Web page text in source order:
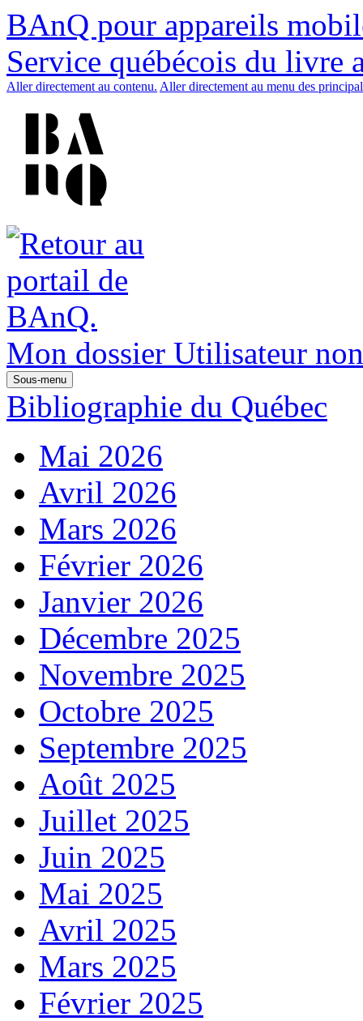
BAnQ pour appareils
Service québécois du livre
Aller directement au contenu. Aller directement au menu des
Mon dossier Utilisateur
Sous-menu
Bibliographie du Québec
Mai 2026
Avril 2026
Mars 2026
Février 2026
Janvier 2026
Décembre 2025
Novembre 2025
Octobre 2025
Septembre 2025
Août 2025
Juillet 2025
Juin 2025
Mai 2025
Avril 2025
Mars 2025
Février 2025